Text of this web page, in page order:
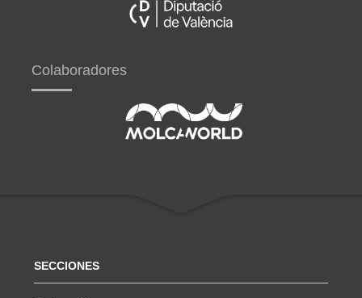
Colaboradores
SECCIONES